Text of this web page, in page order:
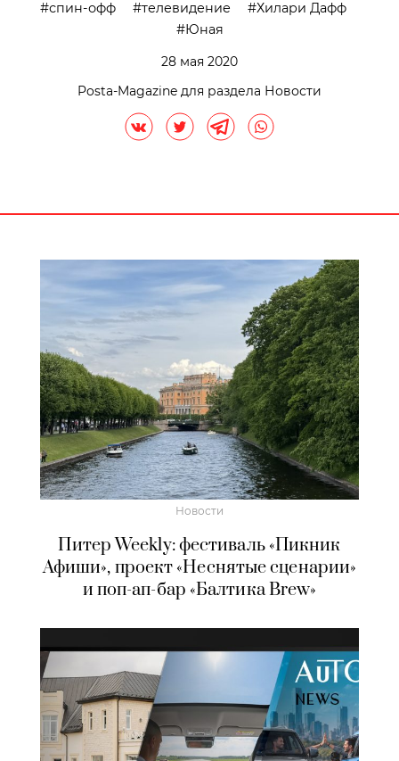
спин-офф телевидение
Хилари Дафф
Юная
28 мая 2020
Posta-Magazine для раздела Новости
Новости
Питер Weekly: фестиваль «Пикник
Афиши», проект «Неснятые сценарии»
и поп-ап-бар «Балтика Brew»